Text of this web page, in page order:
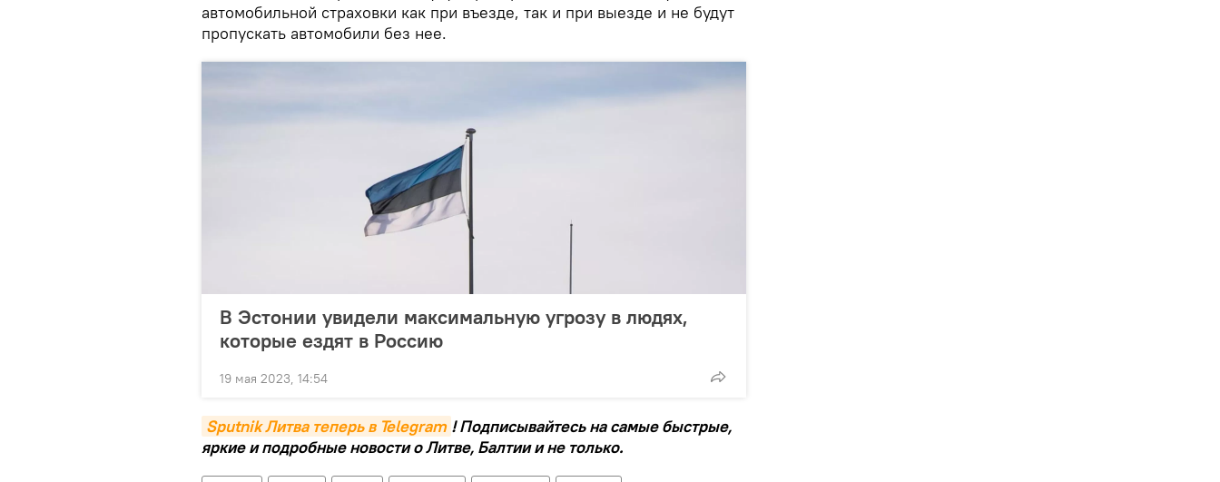
автомобильной страховки как при въезде, так и при выезде и не будут
пропускать автомобили без нее.
В Эстонии увидели максимальную угрозу в людях,
которые ездят в Россию
19 мая 2023, 14:54
Sputnik Литва теперь в Telegram ! Подписывайтесь на самые быстрые,
яркие и подробные новости о Литве, Балтии и не только.